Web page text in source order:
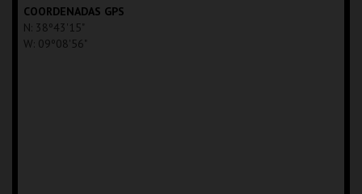
COORDENADAS GPS
N: 38º43'15"
W: 09º08'56"